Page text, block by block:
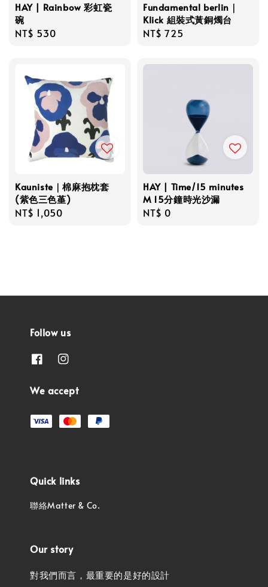
HAY | Rainbow 彩虹瓷
碗
Regular
NT$ 530
Fundamental berlin｜
Klick 組裝式黃銅燭台
Regular
NT$ 725
Kauniste｜棉麻抱枕套
(紫色三色堇)
Regular
NT$ 1,050
HAY | Time/15 minutes
M 15分鐘時光沙漏
Regular
NT$ 0
Follow us
We accept
Quick links
聯絡Matter & Co.
Our story
對我們而言，最重要的是好的設計